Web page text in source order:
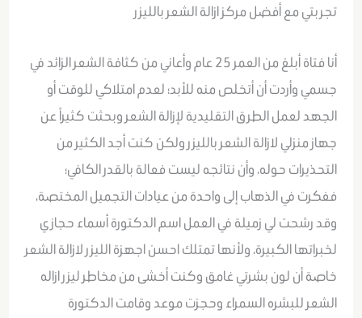
تجربتي مع أفضل مركز ازالة الشعر بالليزر
أنا فتاة أبلغ من العمر 25 عام وأعاني من كثافة الشعر الزائد في
جسمي وأردت أن أتخلص منه للأبد؛ لعدم امتلاكي للوقت أو
الجهد لعمل الطرق التقليدية لإزالة الشعر وبحثت كثيراً عن
جهاز منزلي لازالة الشعر بالليزر ولكن كنت أجد الكثير من
التحذيرات حوله، وأن نتائجه ليست فعالة بالقدر الكافي؛
ففكرت في الذهاب إلى واحدة من عيادات التجميل المختصة،
وقد رشحت لي زميلة في العمل اسم الدكتورة أسماء حجازي
لخبراتها الكبيرة، ولأنها تمتلك احسن اجهزة الليزر لازالة الشعر
خاصة أن لون بشرتي غامق وكنت أخشى من مخاطر ليزر ازاله
الشعر للبشره السمراء وحجزت موعد وقامت الدكتورة